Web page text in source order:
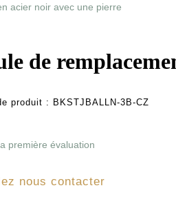
acier noir avec une pierre
de
produit : BKSTJBALLN-3B-CZ
première évaluation
nous contacter